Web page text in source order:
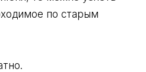
по старым